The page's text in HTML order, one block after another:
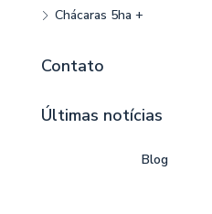
Chácaras 5ha +
Contato
Últimas notícias
Blog